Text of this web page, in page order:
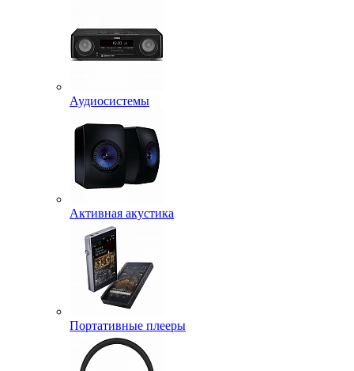
Аудиосистемы
Активная акустика
Портативные плееры